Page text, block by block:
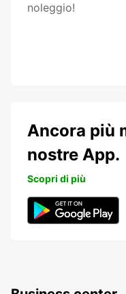
noleggio!
Ancora più
nostre App.
Scopri di più